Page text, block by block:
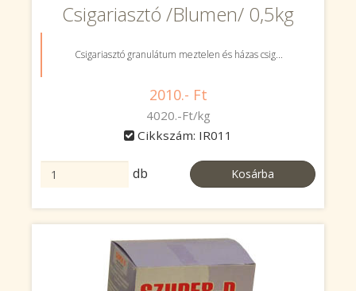
Csigariasztó /Blumen/ 0,5kg
Csigariasztó granulátum meztelen és házas csig...
2010.- Ft
4020.-Ft/kg
Cikkszám: IR011
db Kosárba